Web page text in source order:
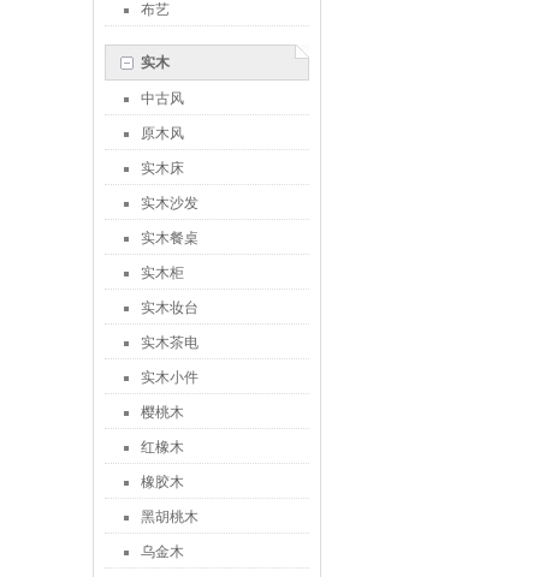
布艺
实木
中古风
原木风
实木床
实木沙发
实木餐桌
实木柜
实木妆台
实木茶电
实木小件
樱桃木
红橡木
橡胶木
黑胡桃木
乌金木